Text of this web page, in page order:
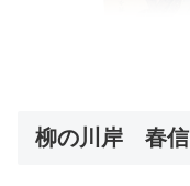
柳の川岸 春信